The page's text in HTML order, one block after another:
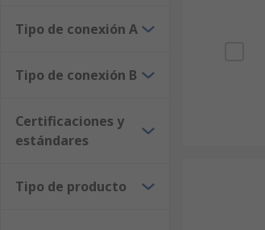
Tipo de conexión A
Tipo de conexión B
Certificaciones y
estándares
Tipo de producto